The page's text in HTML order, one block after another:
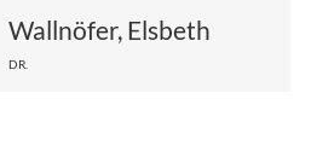
Wallnöfer, Elsbeth
DR.